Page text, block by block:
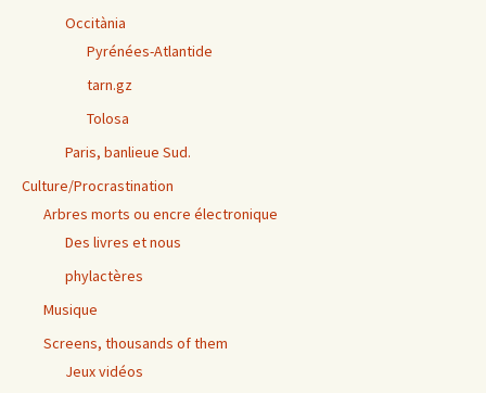
Occitània
Pyrénées-Atlantide
tarn.gz
Tolosa
Paris, banlieue Sud.
Culture/Procrastination
Arbres morts ou encre électronique
Des livres et nous
phylactères
Musique
Screens, thousands of them
Jeux vidéos